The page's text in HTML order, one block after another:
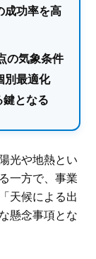
成功率を高
の気象条件
別最適化
となる
光や地熱とい
一方で、事業
天候による出
懸念事項とな